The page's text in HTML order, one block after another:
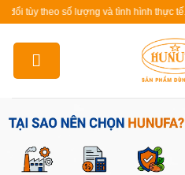
Skip
content
số lượng và tình hình thực tế.